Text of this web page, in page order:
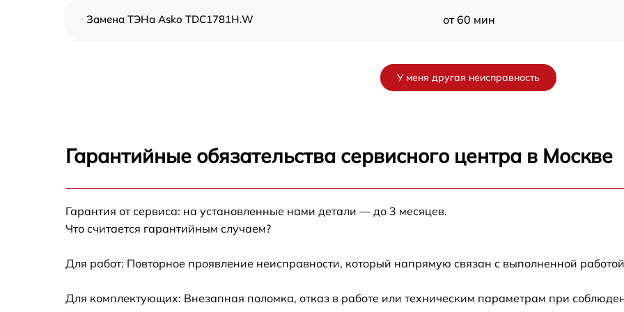
Замена ТЭНа Asko TDC1781H.W от 60 мин
Замена питающего кабеля Asko
Замена дисплея Asko TDC1781H.W от 60 мин
TDC1781H.W
Замена электродвигателя Asko TDC1781H.W от 60 мин
У меня другая неисправность
Гарантийные обязательства сервисного центра в Москве
Гарантия от сервиса: на установленные нами детали — до 3 месяцев.
Что считается гарантийным случаем?
Для работ: Повторное проявление неисправности, который напрямую связан с выполненной
Для комплектующих: Внезапная поломка, отказ в работе или техническим параметрам при